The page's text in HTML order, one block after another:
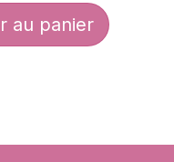
au panier